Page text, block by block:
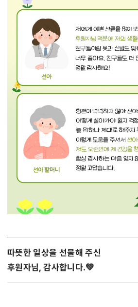
따뜻한 일상을 선물해 주신
후원자님, 감사합니다.💚